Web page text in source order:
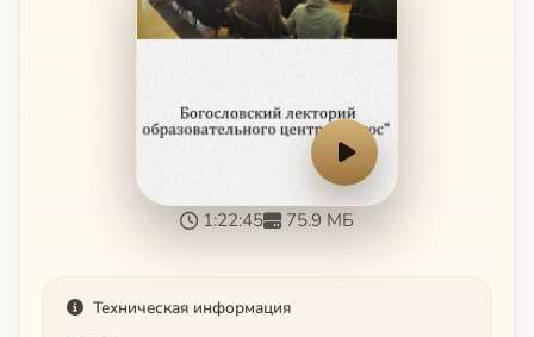
1:22:45 75.9 МБ
Техническая информация